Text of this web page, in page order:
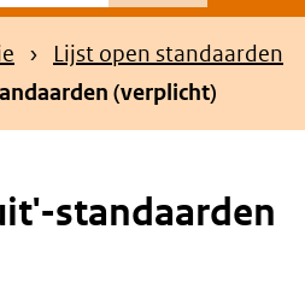
Lijst open standaarden
(verplicht)
standaarden